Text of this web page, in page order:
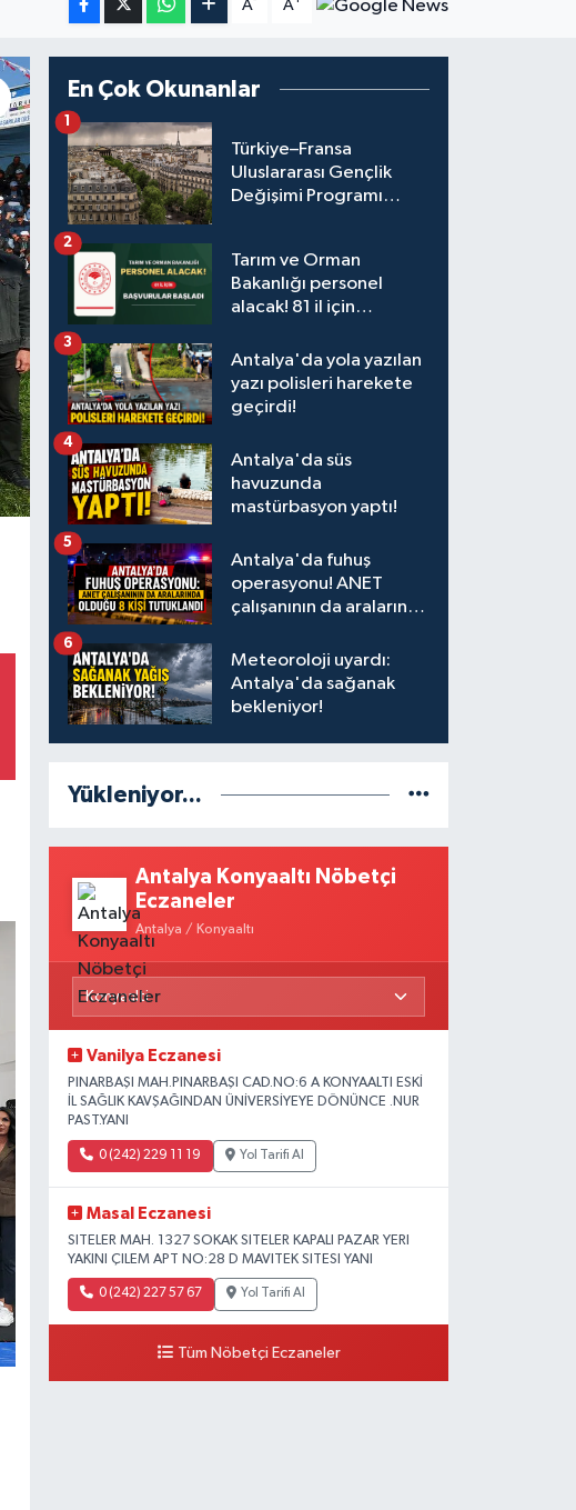
A A
En Çok Okunanlar
Türkiye–Fransa
Uluslararası Gençlik
Değişimi Programı
1
Tarım ve Orman
Bakanlığı personel
alacak! 81 il için
2
Antalya'da yola yazılan
yazı polisleri harekete
geçirdi!
3
Antalya'da süs
havuzunda
mastürbasyon yaptı!
4
Antalya'da fuhuş
operasyonu! ANET
çalışanının da aralarında
5
Meteoroloji uyardı:
Antalya'da sağanak
bekleniyor!
6
Yükleniyor...
Antalya Konyaaltı Nöbetçi
Eczaneler
Antalya / Konyaaltı
Vanilya Eczanesi
PINARBAŞI MAH.PINARBAŞI CAD.NO:6 A KONYAALTI ESKİ
İL SAĞLIK KAVŞAĞINDAN ÜNİVERSİYEYE DÖNÜNCE .NUR
PAST.YANI
0 (242) 229 11 19 Yol Tarifi Al
Masal Eczanesi
SITELER MAH. 1327 SOKAK SITELER KAPALI PAZAR YERI
YAKINI ÇILEM APT NO:28 D MAVITEK SITESI YANI
0 (242) 227 57 67 Yol Tarifi Al
Tüm Nöbetçi Eczaneler